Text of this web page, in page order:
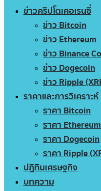
ข่าวคริปโตเคอเรนซี่
ข่าว Bitcoin
ข่าว Ethereum
ข่าว Binance
ข่าว Dogecoin
ข่าว Ripple
ราคาและการวิเคราะห์
ราคา Bitcoin
ราคา Ethereum
ราคา Dogecoin
ราคา Ripple
ปฏิทินเศรษฐกิจ
บทความ